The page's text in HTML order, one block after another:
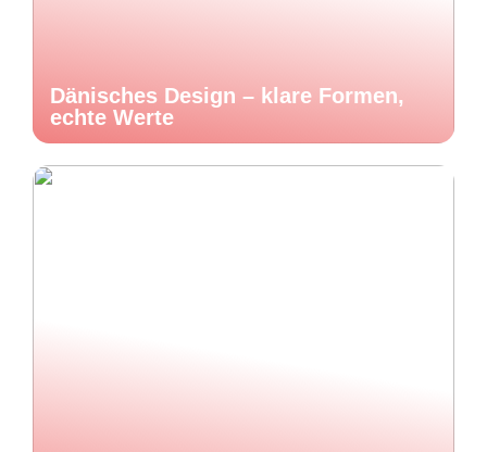
Dänisches Design – klare Formen,
echte Werte